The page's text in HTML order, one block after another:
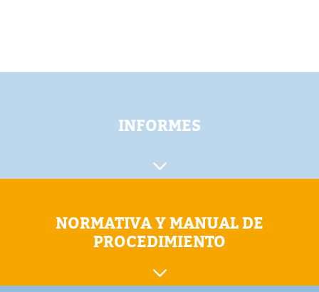
INFORMES
NORMATIVA Y MANUAL DE
PROCEDIMIENTO